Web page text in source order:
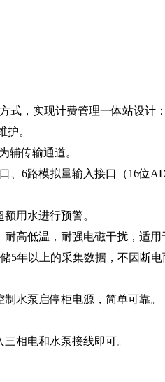
式，实现计费管理一体站设计
。
辅传输通道。
、6路模拟量输入接口（16位
用水进行预警。
高低温，耐强电磁干扰，适
5年以上的采集数据，不因断
水泵启停柜电源，简单可靠。
相电和水泵接线即可。